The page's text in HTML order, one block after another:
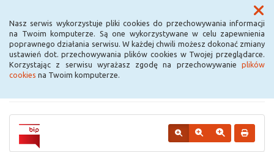
Nasz serwis wykorzystuje pliki cookies do przechowywania informacji
na Twoim komputerze. Są one wykorzystywane w celu zapewnienia
poprawnego działania serwisu. W każdej chwili możesz dokonać zmiany
ustawień dot. przechowywania plików cookies w Twojej przeglądarce.
Korzystając z serwisu wyrażasz zgodę na przechowywanie plików
cookies na Twoim komputerze.
Menu
Urząd Miejski w
Krośniewicach